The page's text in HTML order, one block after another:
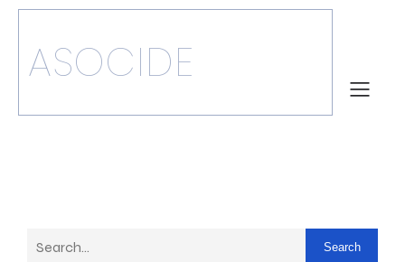
ASOCIDE
Search